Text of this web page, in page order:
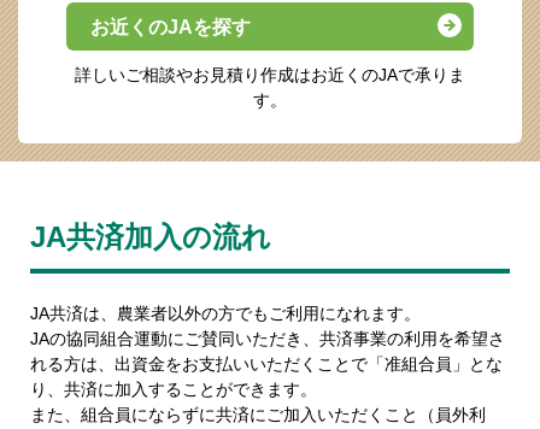
お近くのJAを探す
詳しいご相談やお見積り作成はお近くのJAで承りま
す。
JA共済加入の流れ
JA共済は、農業者以外の方でもご利用になれます。
JAの協同組合運動にご賛同いただき、共済事業の利用を希望さ
れる方は、出資金をお支払いいただくことで「准組合員」とな
り、共済に加入することができます。
また、組合員にならずに共済にご加入いただくこと（員外利